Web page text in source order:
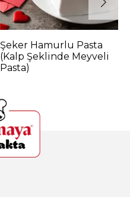
Şeker Hamurlu Pasta
(Kalp Şeklinde Meyveli
Pasta)